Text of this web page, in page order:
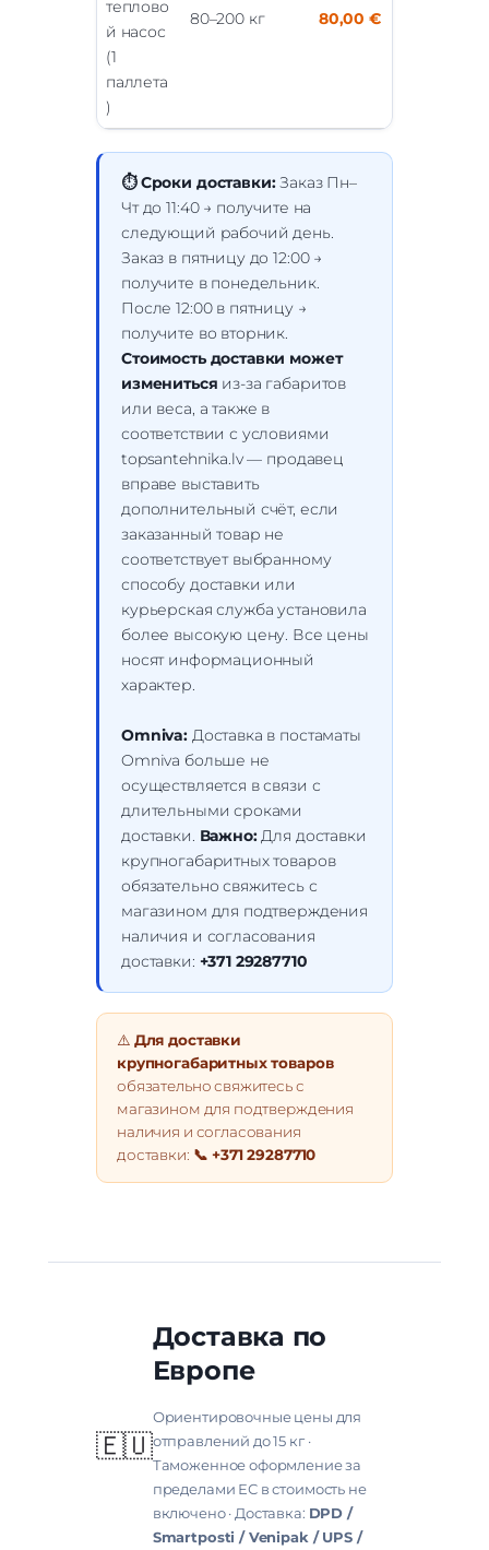
теплово
й насос
(1
паллета
)
80–200 кг 80,00 €
⏱ Сроки доставки:Заказ Пн–
Чт до 11:40 → получите на
следующий рабочий день.
Заказ в пятницу до 12:00 →
получите в понедельник.
После 12:00 в пятницу →
получите во вторник.
Стоимость доставки может
измениться из-за габаритов
или веса, а также в
соответствии с условиями
topsantehnika.lv — продавец
вправе выставить
дополнительный счёт, если
заказанный товар не
соответствует выбранному
способу доставки или
курьерская служба установила
более высокую цену. Все цены
носят информационный
характер.
Omniva:Доставка в постаматы
Omniva больше не
осуществляется в связи с
длительными сроками
доставки. Важно:Для доставки
крупногабаритных товаров
обязательно свяжитесь с
магазином для подтверждения
наличия и согласования
доставки: +371 29287710
⚠️ Для доставки
крупногабаритных товаров
обязательно свяжитесь с
магазином для подтверждения
наличия и согласования
доставки: 📞 +371 29287710
🇪🇺
Доставка по
Европе
Ориентировочные цены для
отправлений до 15 кг ·
Таможенное оформление за
пределами ЕС в стоимость не
включено · Доставка: DPD /
Smartposti / Venipak / UPS /